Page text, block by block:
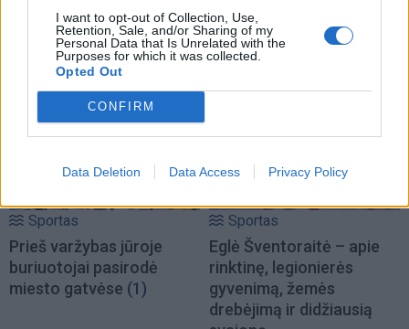
I want to opt-out of Collection, Use,
Retention, Sale, and/or Sharing of my
Personal Data that Is Unrelated with the
Purposes for which it was collected.
Opted Out
CONFIRM
Data Deletion Data Access Privacy Policy
TAIP PAT SKAITYKITE
Sportas
Prieš varžybas jūroje
buriuotojai pasirodė
miesto gatvėse (1)
Sportas
Eglė Šventoraitė – apie
rinktinę, legionierės
gyvenimą, žemės
drebėjimą ir didžiausią